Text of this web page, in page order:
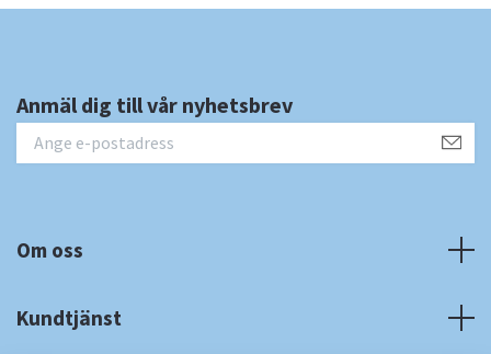
Anmäl dig till vår nyhetsbrev
Om oss
Kundtjänst